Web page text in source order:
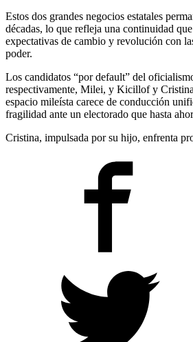
Estos dos grandes negocios estatales
décadas, lo que refleja una continuidad
expectativas de cambio y revolución con
poder.
Los candidatos “por default” del
respectivamente, Milei, y Kicillof y
espacio mileísta carece de conducción
fragilidad ante un electorado que hasta
Cristina, impulsada por su hijo, enfrenta